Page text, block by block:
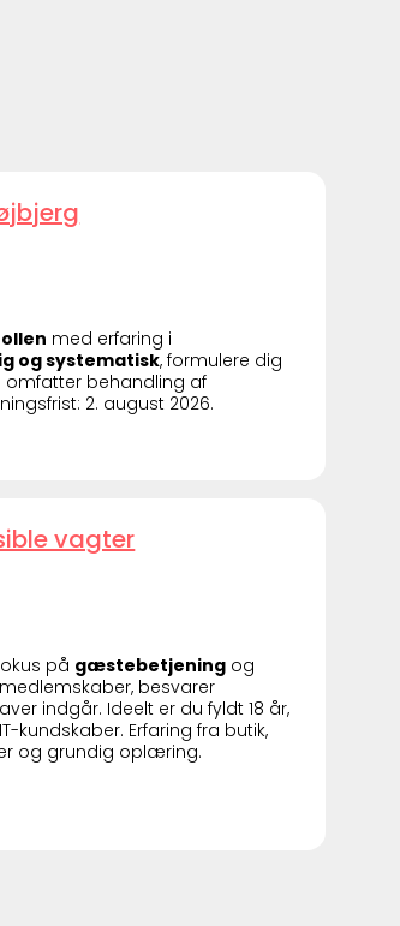
med erfaring i
og systematisk, formulere dig
omfatter behandling af
2. august 2026.
vagter
på gæstebetjening og
besvarer
indgår. Ideelt er du fyldt 18 år,
kundskaber. Erfaring fra butik,
og grundig oplæring.